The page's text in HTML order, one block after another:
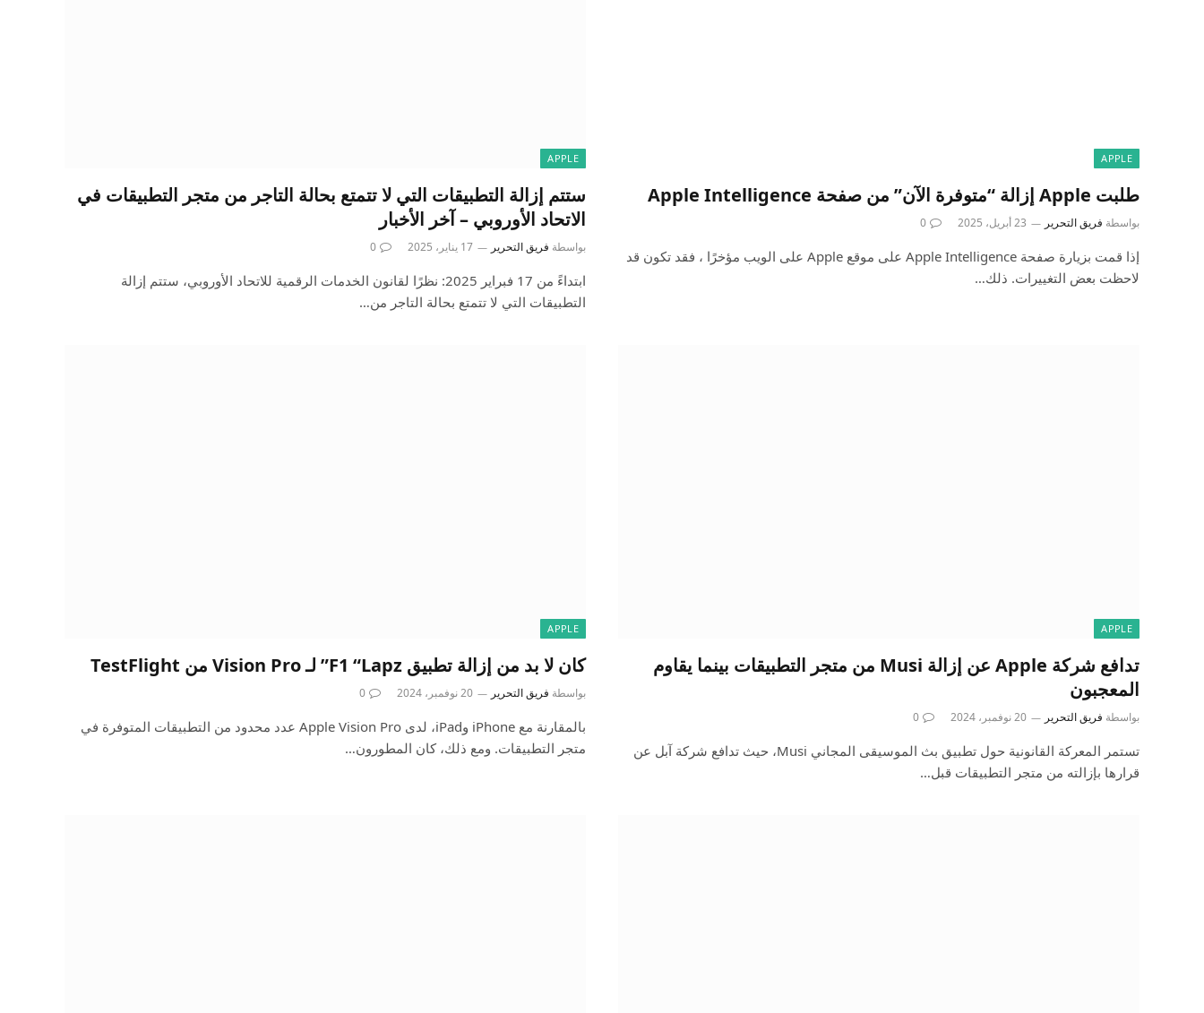
APPLE
طلبت Apple إزالة “متوفرة الآن” من صفحة Apple Intelligence
بواسطة فريق التحرير 23 أبريل، 2025 0
إذا قمت بزيارة صفحة Apple Intelligence على موقع Apple على الويب مؤخرًا ، فقد تكون قد
لاحظت بعض التغييرات. ذلك…
APPLE
ستتم إزالة التطبيقات التي لا تتمتع بحالة التاجر من متجر التطبيقات في
الاتحاد الأوروبي – آخر الأخبار
بواسطة فريق التحرير 17 يناير، 2025 0
ابتداءً من 17 فبراير 2025: نظرًا لقانون الخدمات الرقمية للاتحاد الأوروبي، ستتم إزالة
التطبيقات التي لا تتمتع بحالة التاجر من…
APPLE
تدافع شركة Apple عن إزالة Musi من متجر التطبيقات بينما يقاوم
المعجبون
بواسطة فريق التحرير 20 نوفمبر، 2024 0
تستمر المعركة القانونية حول تطبيق بث الموسيقى المجاني Musi، حيث تدافع شركة آبل عن
قرارها بإزالته من متجر التطبيقات قبل…
APPLE
كان لا بد من إزالة تطبيق F1 “Lapz” لـ Vision Pro من TestFlight
بواسطة فريق التحرير 20 نوفمبر، 2024 0
بالمقارنة مع iPhone وiPad، لدى Apple Vision Pro عدد محدود من التطبيقات المتوفرة في
متجر التطبيقات. ومع ذلك، كان المطورون…